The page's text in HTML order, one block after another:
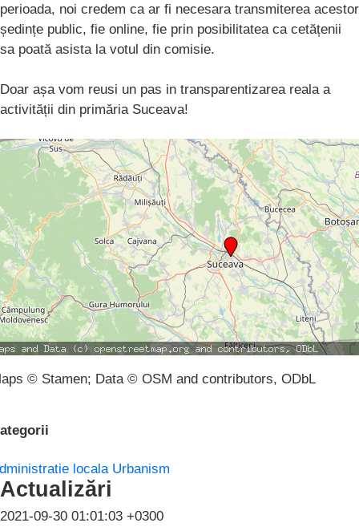
perioada, noi credem ca ar fi necesara transmiterea acestor
ședințe public, fie online, fie prin posibilitatea ca cetățenii
sa poată asista la votul din comisie.
Doar așa vom reusi un pas in transparentizarea reala a
activității din primăria Suceava!
© Stamen; Data © OSM and contributors, ODbL
locala Urbanism
Actualizări
2021-09-30 01:01:03 +0300